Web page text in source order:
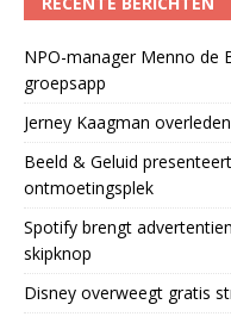
NPO-manager Menno de
groepsapp
Jerney Kaagman overleden
Beeld & Geluid
ontmoetingsplek
Spotify brengt
skipknop
Disney overweegt gratis